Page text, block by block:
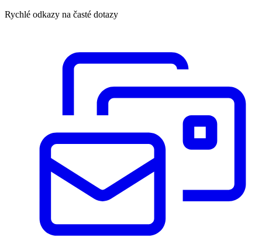
Rychlé odkazy na časté dotazy